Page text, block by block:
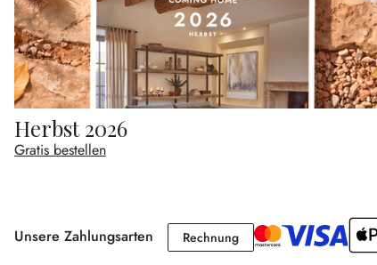
Herbst 2026
Gratis bestellen
Unsere Zahlungsarten RechnungRechnung